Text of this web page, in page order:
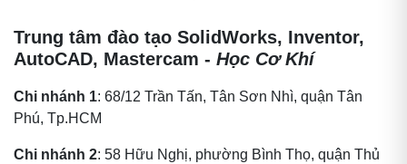
Trung tâm đào tạo SolidWorks, Inventor,
AutoCAD, Mastercam - Học Cơ Khí
Chi nhánh 1: 68/12 Trần Tấn, Tân Sơn Nhì, quận Tân
Phú, Tp.HCM
Chi nhánh 2: 58 Hữu Nghị, phường Bình Thọ, quận Thủ